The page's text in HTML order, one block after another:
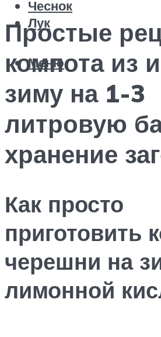
Чеснок
Лук
Меню
Простые
компота из
зиму на 1-3
литровую
хранение
Как просто
приготовить
черешни на
лимонной